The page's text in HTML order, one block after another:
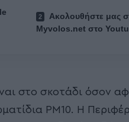
Ακολουθήστε μας
Myvolos.net στο
στο σκοτάδι όσον
PM10. Η